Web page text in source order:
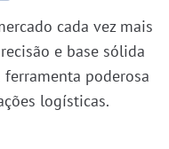
cada vez mais
e base sólida
ferramenta poderosa
logísticas.